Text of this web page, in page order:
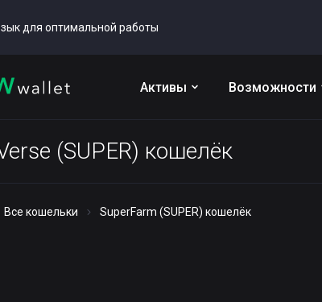
для оптимальной работы
Активы Возможности
(SUPER) кошелёк
Все кошельки SuperFarm (SUPER) кошелёк